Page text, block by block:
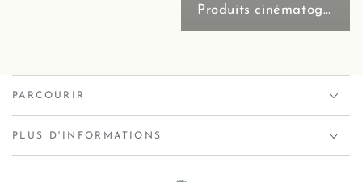
Produits cinématographiques
PARCOURIR
PLUS D'INFORMATIONS